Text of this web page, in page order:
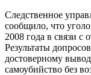
Следственное
сообщило, что
2008 года в связи с
Результаты
достоверному
самоубийство без